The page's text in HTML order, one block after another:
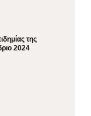
της
2024